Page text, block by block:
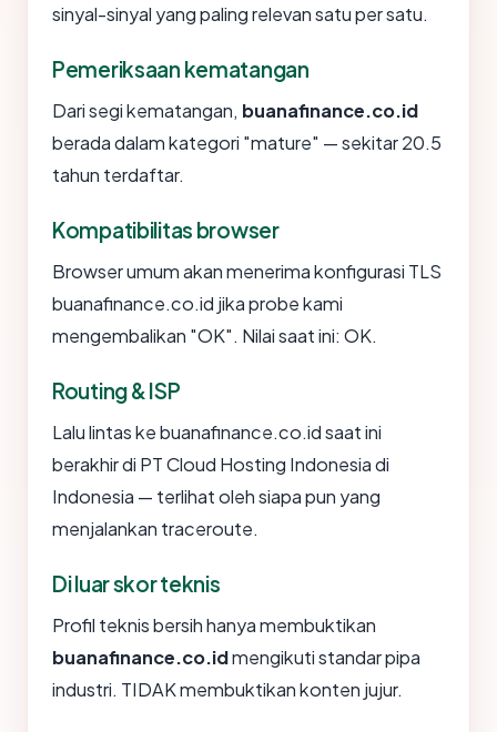
sinyal-sinyal yang paling relevan satu per satu.
Pemeriksaan kematangan
Dari segi kematangan, buanafinance.co.id
berada dalam kategori "mature" — sekitar 20.5
tahun terdaftar.
Kompatibilitas browser
Browser umum akan menerima konfigurasi TLS
buanafinance.co.id jika probe kami
mengembalikan "OK". Nilai saat ini: OK.
Routing & ISP
Lalu lintas ke buanafinance.co.id saat ini
berakhir di PT Cloud Hosting Indonesia di
Indonesia — terlihat oleh siapa pun yang
menjalankan traceroute.
Di luar skor teknis
Profil teknis bersih hanya membuktikan
buanafinance.co.idmengikuti standar pipa
industri. TIDAK membuktikan konten jujur.